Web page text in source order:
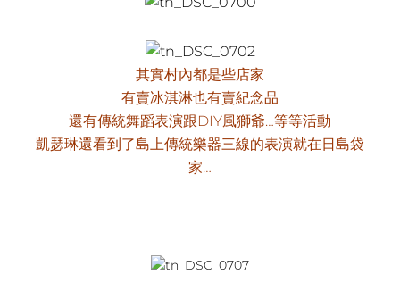
其實村內都是些店家
有賣冰淇淋也有賣紀念品
還有傳統舞蹈表演跟DIY風獅爺…等等活動
凱瑟琳還看到了島上傳統樂器三線的表演就在日島袋
家…